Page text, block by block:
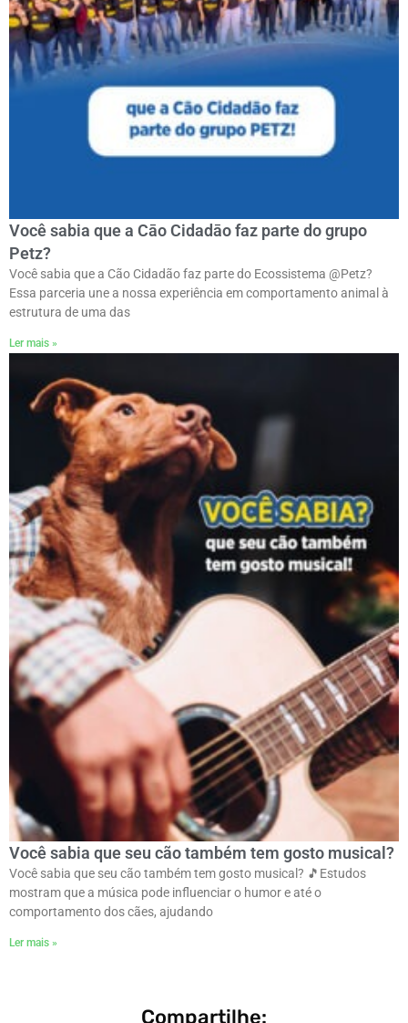
Você sabia que a Cāo Cidadāo faz parte do grupo
Petz?
Você sabia que a Cão Cidadão faz parte do Ecossistema @Petz?
Essa parceria une a nossa experiência em comportamento animal à
estrutura de uma das
Ler mais »
Você sabia que seu cão também tem gosto musical?
Você sabia que seu cão também tem gosto musical? 🎵ㅤEstudos
mostram que a música pode influenciar o humor e até o
comportamento dos cães, ajudando
Ler mais »
Compartilhe: